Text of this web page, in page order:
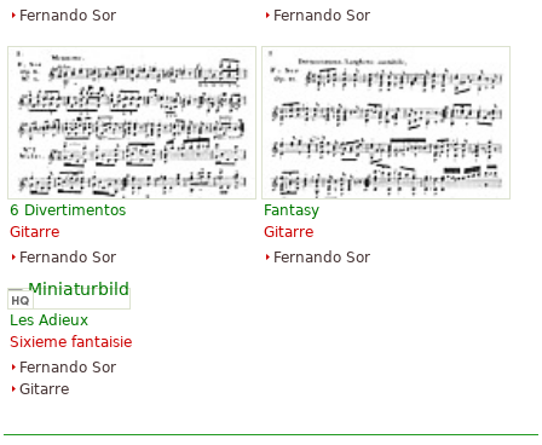
Fernando Sor
Fernando Sor
6 Divertimentos
Gitarre
Fernando Sor
Fantasy
Gitarre
Fernando Sor
Les Adieux
Sixieme fantaisie
Fernando Sor
Gitarre